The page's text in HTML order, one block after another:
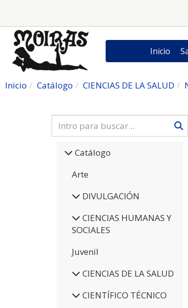
Inicio
Inicio Catálogo CIENCIAS DE LA SALUD
Catálogo
Arte
DIVULGACIÓN
CIENCIAS HUMANAS Y
SOCIALES
Juvenil
CIENCIAS DE LA SALUD
CIENTÍFICO TÉCNICO